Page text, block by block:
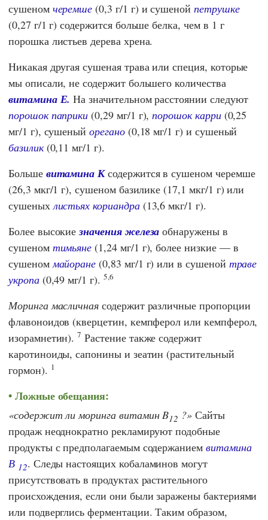
сушеном черемше (0,3 г/1 г) и сушеной петрушке
(0,27 г/1 г) содержится больше белка, чем в 1 г
порошка листьев дерева хрена.
Никакая другая сушеная трава или специя, которые
мы описали, не содержит большего количества
витамина Е. На значительном расстоянии следуют
порошок паприки (0,29 мг/1 г), порошок карри(0,25
мг/1 г), сушеныйорегано(0,18 мг/1 г) и сушеный
базилик(0,11 мг/1 г).
Больше витамина Ксодержится в сушеном черемше
(26,3 мкг/1 г), сушеном базилике (17,1 мкг/1 г) или
сушеных листьях кориандра(13,6 мкг/1 г).
Более высокиезначения железа обнаружены в
сушеном тимьяне (1,24 мг/1 г), более низкие — в
сушеном майоране (0,83 мг/1 г) или в сушеной траве
укропа(0,49 мг/1 г). 5,6
Моринга масличная содержит различные пропорции
флавоноидов (кверцетин, кемпферол или кемпферол,
изорамнетин).7 Растение также содержит
каротиноиды, сапонины и зеатин (растительный
гормон). 1
Ложные обещания:
содержит ли моринга витамин B12 ? Сайты
продаж неоднократно рекламируют подобные
продукты с предполагаемым содержанием витамина
В 12. Следы настоящих кобаламинов могут
присутствовать в продуктах растительного
происхождения, если они были заражены бактериями
или подверглись ферментации. Таким образом,